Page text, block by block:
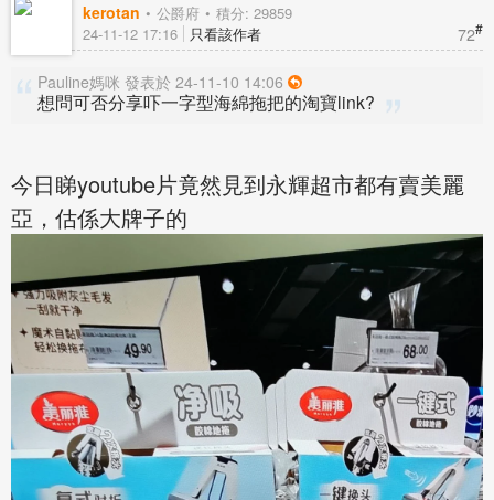
kerotan 公爵府 積分: 29859
72#
24-11-12 17:16 只看該作者
Pauline媽咪 發表於 24-11-10 14:06
想問可否分享吓一字型海綿拖把的淘寶link?
今日睇youtube片竟然見到永輝超市都有賣美麗
亞，估係大牌子的